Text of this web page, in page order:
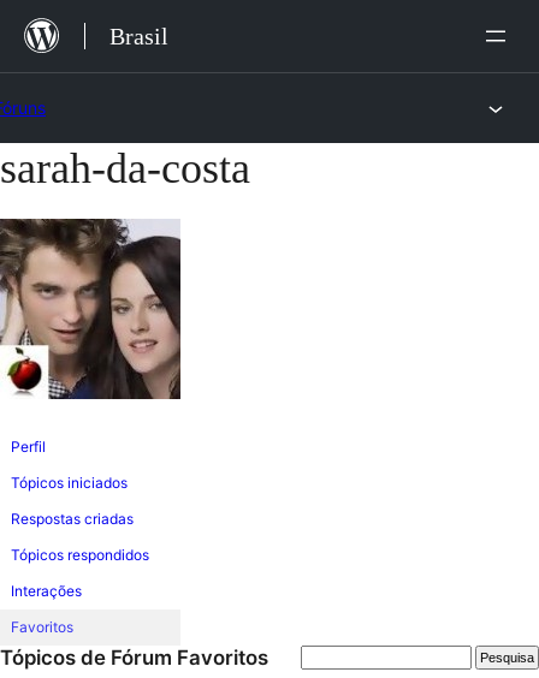
para
Brasil
Pular
o
conteúdo
sarah-da-costa
Perfil
Tópicos iniciados
Respostas criadas
Tópicos respondidos
Interações
Favoritos
Tópicos de Fórum Favoritos